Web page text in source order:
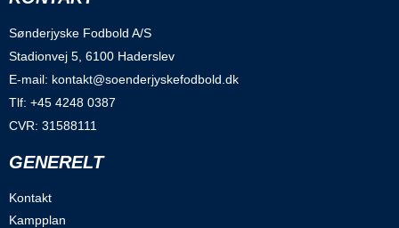
Sønderjyske Fodbold A/S
Stadionvej 5, 6100 Haderslev
E-mail: kontakt@soenderjyskefodbold.dk
Tlf: +45 4248 0387
CVR: 31588111
GENERELT
Kontakt
Kampplan